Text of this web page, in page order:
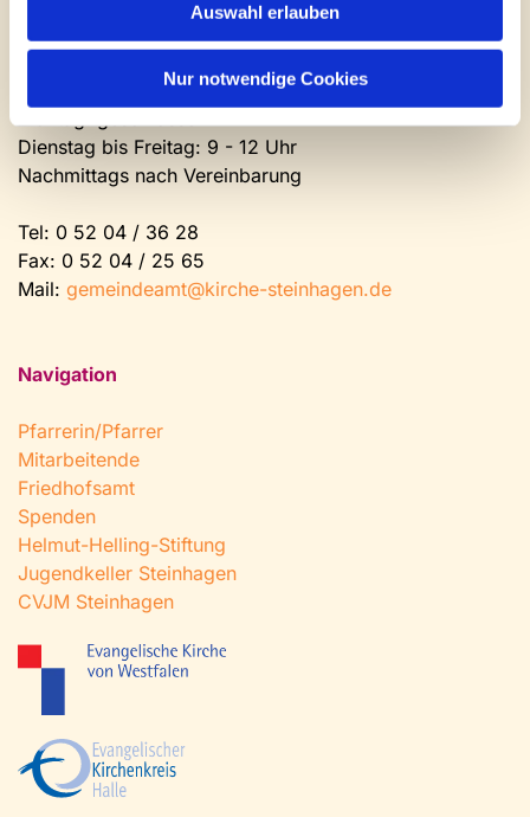
Auswahl erlauben
Nur notwendige Cookies
Kontakt und Öffnungszeiten
Dienstag bis Freitag: 9 - 12 Uhr
Nachmittags nach Vereinbarung
Tel: 0 52 04 / 36 28
Fax: 0 52 04 / 25 65
Mail: gemeindeamt@kirche-steinhagen.de
Navigation
Pfarrerin/Pfarrer
Mitarbeitende
Friedhofsamt
Spenden
Helmut-Helling-Stiftung
Jugendkeller Steinhagen
CVJM Steinhagen